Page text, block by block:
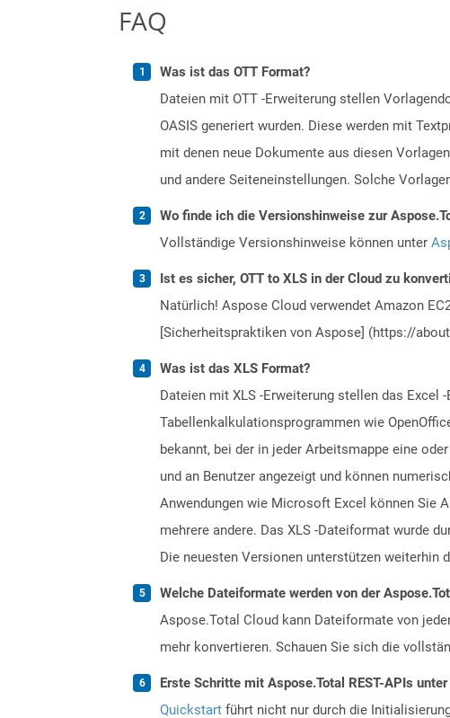
FAQ
Was ist das OTT Format?
Dateien mit OTT -Erweiterung stellen
OASIS generiert wurden. Diese werden mit
mit denen neue Dokumente aus diesen
und andere Seiteneinstellungen. Solche
Wo finde ich die Versionshinweise zur
Vollständige Versionshinweise können unter
Ist es sicher, OTT to XLS in der Cloud zu
Natürlich! Aspose Cloud verwendet Amazon
[Sicherheitspraktiken von Aspose] (https://
Was ist das XLS Format?
Dateien mit XLS -Erweiterung stellen das
Tabellenkalkulationsprogrammen wie
bekannt, bei der in jeder Arbeitsmappe eine
und an Benutzer angezeigt und können
Anwendungen wie Microsoft Excel können Sie
mehrere andere. Das XLS -Dateiformat wurde
Die neuesten Versionen unterstützen weiterhin
Welche Dateiformate werden von der
Aspose.Total Cloud kann Dateiformate von
mehr konvertieren. Schauen Sie sich die
Erste Schritte mit Aspose.Total REST-APIs
Quickstart führt nicht nur durch die